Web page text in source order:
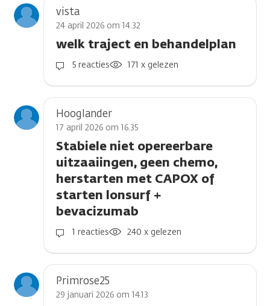
vista
24 april 2026 om 14.32
welk traject en behandelplan
5 reacties 171 x gelezen
Hooglander
17 april 2026 om 16.35
Stabiele niet opereerbare
uitzaaiingen, geen chemo,
herstarten met CAPOX of
starten lonsurf +
bevacizumab
1 reacties 240 x gelezen
Primrose25
29 januari 2026 om 14.13